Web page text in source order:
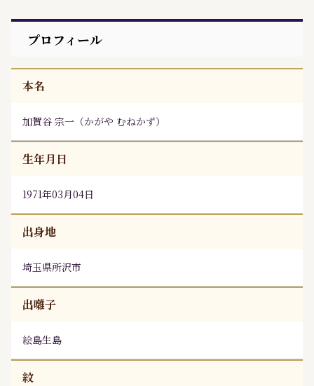
プロフィール
本名
加賀谷 宗一 （かがや むねかず）
生年月日
1971年03月04日
出身地
埼玉県所沢市
出囃子
絵島生島
紋